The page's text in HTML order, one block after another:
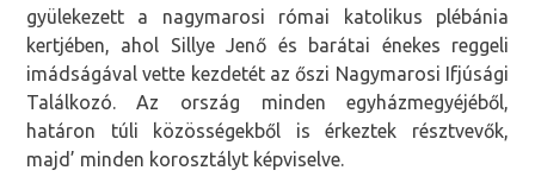
gyülekezett a nagymarosi római katolikus plébánia
kertjében, ahol Sillye Jenő és barátai énekes reggeli
imádságával vette kezdetét az őszi Nagymarosi Ifjúsági
Találkozó. Az ország minden egyházmegyéjéből,
határon túli közösségekből is érkeztek résztvevők,
majd’ minden korosztályt képviselve.